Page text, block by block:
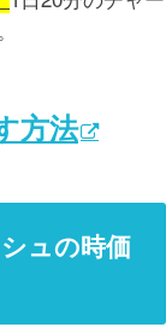
方法
ュの時価